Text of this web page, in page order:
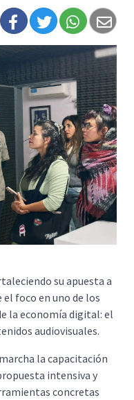
su apuesta a
foco en uno de los
la economía digital: el
audiovisuales.
la capacitación
intensiva y
concretas